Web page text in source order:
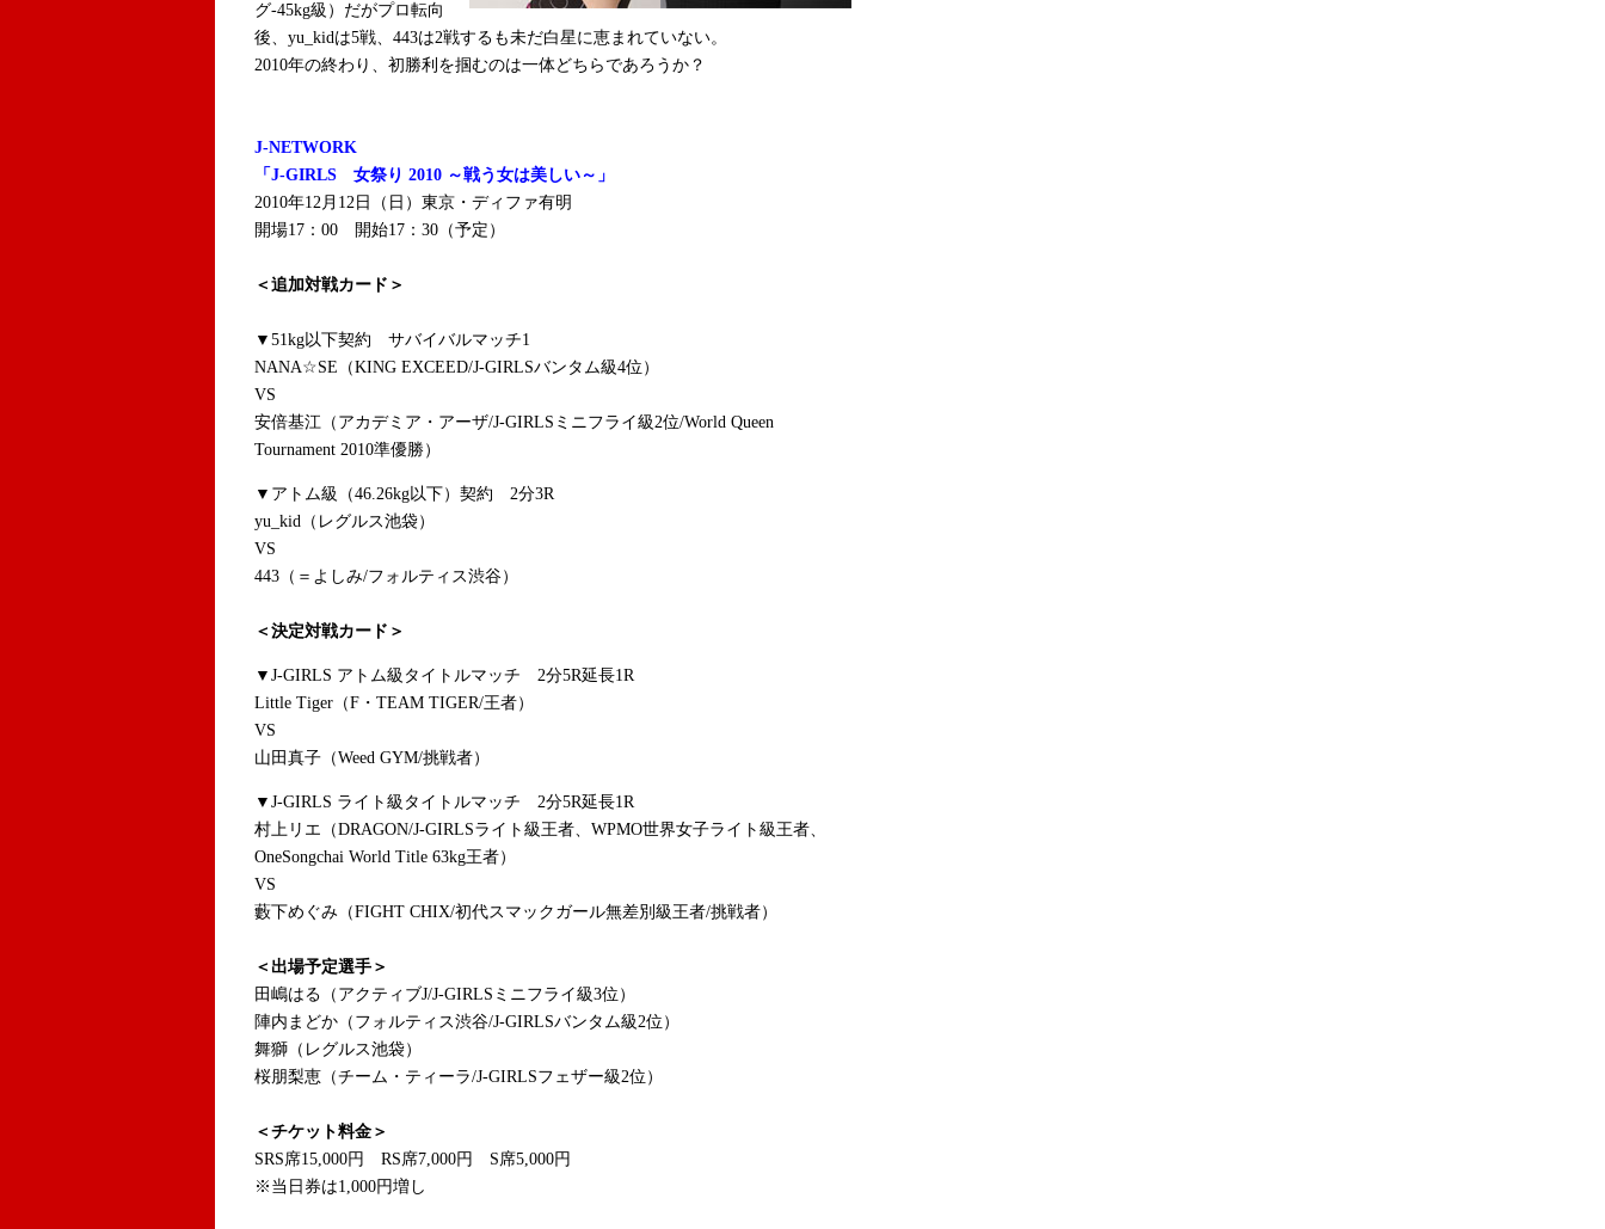
グ-45kg級）だがプロ転向
後、yu_kidは5戦、443は2戦するも未だ白星に恵まれていない。
2010年の終わり、初勝利を掴むのは一体どちらであろうか？
J-NETWORK
「J-GIRLS 女祭り 2010 ～戦う女は美しい～」
2010年12月12日（日）東京・ディファ有明
開場17：00 開始17：30（予定）
＜追加対戦カード＞
▼51kg以下契約 サバイバルマッチ1
NANA☆SE（KING EXCEED/J-GIRLSバンタム級4位）
VS
安倍基江（アカデミア・アーザ/J-GIRLSミニフライ級2位/World Queen
Tournament 2010準優勝）
▼アトム級（46.26kg以下）契約 2分3R
yu_kid（レグルス池袋）
VS
443（＝よしみ/フォルティス渋谷）
＜決定対戦カード＞
▼J-GIRLS アトム級タイトルマッチ 2分5R延長1R
Little Tiger（F・TEAM TIGER/王者）
VS
山田真子（Weed GYM/挑戦者）
▼J-GIRLS ライト級タイトルマッチ 2分5R延長1R
村上リエ（DRAGON/J-GIRLSライト級王者、WPMO世界女子ライト級王者、
OneSongchai World Title 63kg王者）
VS
藪下めぐみ（FIGHT CHIX/初代スマックガール無差別級王者/挑戦者）
＜出場予定選手＞
田嶋はる（アクティブJ/J-GIRLSミニフライ級3位）
陣内まどか（フォルティス渋谷/J-GIRLSバンタム級2位）
舞獅（レグルス池袋）
桜朋梨恵（チーム・ティーラ/J-GIRLSフェザー級2位）
＜チケット料金＞
SRS席15,000円 RS席7,000円 S席5,000円
※当日券は1,000円増し